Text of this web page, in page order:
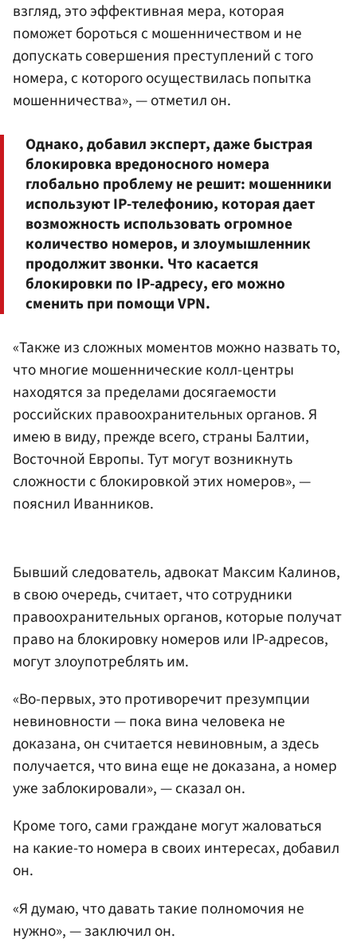
взгляд, это эффективная мера, которая
поможет бороться с мошенничеством и не
допускать совершения преступлений с того
номера, с которого осуществилась попытка
мошенничества», — отметил он.
Однако, добавил эксперт, даже быстрая
блокировка вредоносного номера
глобально проблему не решит: мошенники
используют IP-телефонию, которая дает
возможность использовать огромное
количество номеров, и злоумышленник
продолжит звонки. Что касается
блокировки по IP-адресу, его можно
сменить при помощи VPN.
«Также из сложных моментов можно назвать то,
что многие мошеннические колл-центры
находятся за пределами досягаемости
российских правоохранительных органов. Я
имею в виду, прежде всего, страны Балтии,
Восточной Европы. Тут могут возникнуть
сложности с блокировкой этих номеров», —
пояснил Иванников.
Бывший следователь, адвокат Максим Калинов,
в свою очередь, считает, что сотрудники
правоохранительных органов, которые получат
право на блокировку номеров или IP-адресов,
могут злоупотреблять им.
«Во-первых, это противоречит презумпции
невиновности — пока вина человека не
доказана, он считается невиновным, а здесь
получается, что вина еще не доказана, а номер
уже заблокировали», — сказал он.
Кроме того, сами граждане могут жаловаться
на какие-то номера в своих интересах, добавил
он.
«Я думаю, что давать такие полномочия не
нужно», — заключил он.